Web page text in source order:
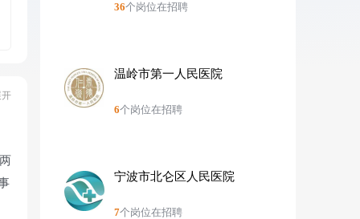
36个岗位在招聘
温岭市第一人民医院
6个岗位在招聘
宁波市北仑区人民医院
7个岗位在招聘